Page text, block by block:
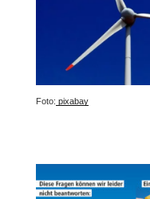
Foto: pixabay